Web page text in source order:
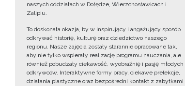
naszych oddziałach w Dołędze, Wierzchosławicach i
Zalipiu.
To doskonała okazja, by w inspirujący i angażujący sposób
odkrywać historię, kulturę oraz dziedzictwo naszego
regionu. Nasze zajęcia zostały starannie opracowane tak,
aby nie tylko wspierały realizację programu nauczania, ale
również pobudzały ciekawość, wyobraźnię i pasję młodych
odkrywców. Interaktywne formy pracy, ciekawe prelekcje,
działania plastyczne oraz bezpośredni kontakt z zabytkami